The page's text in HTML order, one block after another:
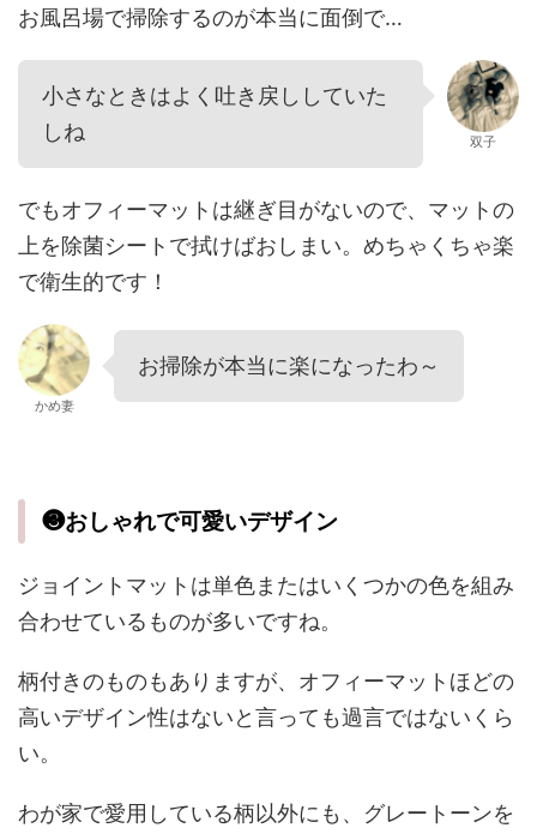
お風呂場で掃除するのが本当に面倒で…
小さなときはよく吐き戻ししていた
しね
双子
でもオフィーマットは継ぎ目がないので、マットの
上を除菌シートで拭けばおしまい。めちゃくちゃ楽
で衛生的です！
かめ妻
お掃除が本当に楽になったわ～
❸おしゃれで可愛いデザイン
ジョイントマットは単色またはいくつかの色を組み
合わせているものが多いですね。
柄付きのものもありますが、オフィーマットほどの
高いデザイン性はないと言っても過言ではないくら
い。
わが家で愛用している柄以外にも、グレートーンを